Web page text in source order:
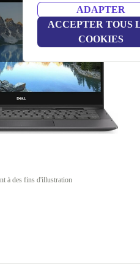
ADAPTER
ACCEPTER TOUS
COOKIES
à des fins d'illustration